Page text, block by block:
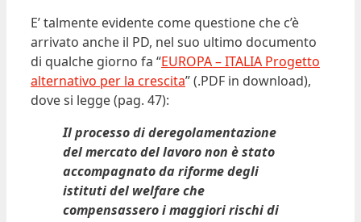
E’ talmente evidente come questione che c’è
arrivato anche il PD, nel suo ultimo documento
di qualche giorno fa “EUROPA – ITALIA Progetto
alternativo per la crescita” (.PDF in download),
dove si legge (pag. 47):
Il processo di deregolamentazione
del mercato del lavoro non è stato
accompagnato da riforme degli
istituti del welfare che
compensassero i maggiori rischi di